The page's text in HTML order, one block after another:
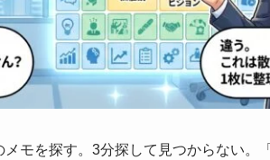
モを探す。3分探して見つからない。